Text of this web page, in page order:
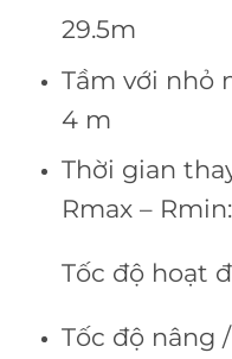
29.5m
Tầm với nhỏ
4 m
Thời gian
Rmax –
Tốc độ hoạt
Tốc độ nâng